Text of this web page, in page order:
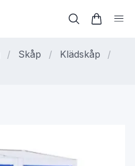
/ Skåp / Klädskåp
/